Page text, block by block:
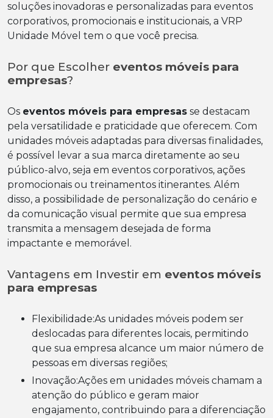
soluções inovadoras e personalizadas para eventos
corporativos, promocionais e institucionais, a VRP
Unidade Móvel tem o que você precisa.
Por que Escolher eventos móveis para
empresas?
Os eventos móveis para empresas se destacam
pela versatilidade e praticidade que oferecem. Com
unidades móveis adaptadas para diversas finalidades,
é possível levar a sua marca diretamente ao seu
público-alvo, seja em eventos corporativos, ações
promocionais ou treinamentos itinerantes. Além
disso, a possibilidade de personalização do cenário e
da comunicação visual permite que sua empresa
transmita a mensagem desejada de forma
impactante e memorável.
Vantagens em Investir em eventos móveis
para empresas
Flexibilidade:As unidades móveis podem ser
deslocadas para diferentes locais, permitindo
que sua empresa alcance um maior número de
pessoas em diversas regiões;
atenção do público e geram maior
engajamento, contribuindo para a diferenciação